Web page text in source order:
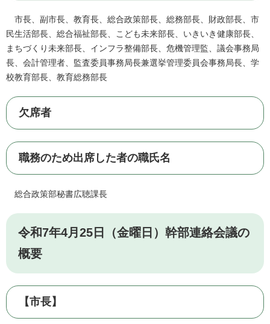
市長、副市長、教育長、総合政策部長、総務部長、財政部長、市
民生活部長、総合福祉部長、こども未来部長、いきいき健康部長、
まちづくり未来部長、インフラ整備部長、危機管理監、議会事務局
長、会計管理者、監査委員事務局長兼選挙管理委員会事務局長、学
校教育部長、教育総務部長
欠席者
職務のため出席した者の職氏名
総合政策部秘書広聴課長
令和7年4月25日（金曜日）幹部連絡会議の
概要
【市長】